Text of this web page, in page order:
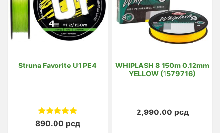
Struna Favorite U1 PE4
Ocenjeno sa
5.00
890.00 рсд
WHIPLASH 8 150m 0.12mm
YELLOW (1579716)
2,990.00 рсд